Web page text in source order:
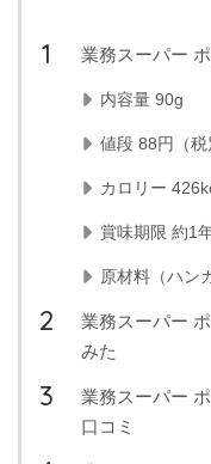
業務スーパー
内容量 90g
値段 88円（税
カロリー
賞味期限 約1
原材料（ハン
業務スーパー
みた
業務スーパー
口コミ